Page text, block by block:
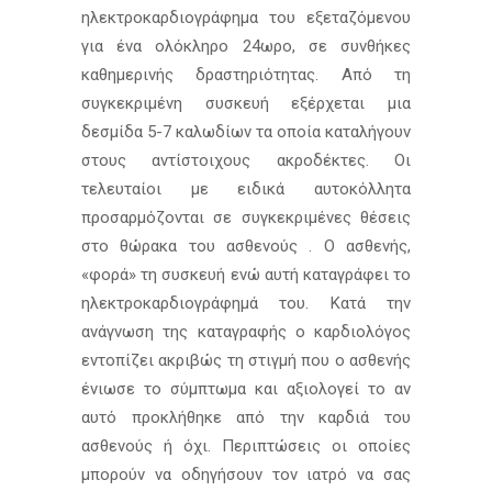
ηλεκτροκαρδιογράφημα του εξεταζόμενου
για ένα ολόκληρο 24ωρο, σε συνθήκες
καθημερινής δραστηριότητας. Από τη
συγκεκριμένη συσκευή εξέρχεται μια
δεσμίδα 5-7 καλωδίων τα οποία καταλήγουν
στους αντίστοιχους ακροδέκτες. Οι
τελευταίοι με ειδικά αυτοκόλλητα
προσαρμόζονται σε συγκεκριμένες θέσεις
στο θώρακα του ασθενούς . Ο ασθενής,
«φορά» τη συσκευή ενώ αυτή καταγράφει το
ηλεκτροκαρδιογράφημά του. Κατά την
ανάγνωση της καταγραφής ο καρδιολόγος
εντοπίζει ακριβώς τη στιγμή που ο ασθενής
ένιωσε το σύμπτωμα και αξιολογεί το αν
αυτό προκλήθηκε από την καρδιά του
ασθενούς ή όχι. Περιπτώσεις οι οποίες
μπορούν να οδηγήσουν τον ιατρό να σας